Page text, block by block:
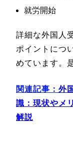
就労開始
詳細な外国人
ポイントにつ
めています。
関連記事： 外
識：現状やメ
解説